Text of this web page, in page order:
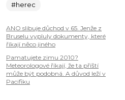
#herec
ANO slibuje důchod v 65. Jenže z
Bruselu vypluly dokumenty, které
říkají něco jiného
Pamatujete zimu 2010?
Meteorologové říkají, že ta příští
může být podobná. A důvod leží v
Pacifiku